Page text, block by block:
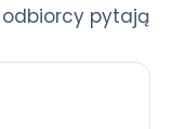
pytają